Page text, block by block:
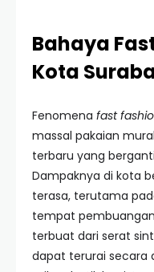
Bahaya
Kota
Fenomena fast
massal pakaian
terbaru yang
Dampaknya di kota
terasa, terutama
tempat
terbuat dari serat
dapat terurai secara